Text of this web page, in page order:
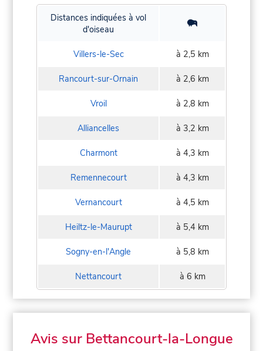
Distances indiquées à vol
d'oiseau
Villers-le-Sec à 2,5 km
Rancourt-sur-Ornain à 2,6 km
Vroil à 2,8 km
Alliancelles à 3,2 km
Charmont à 4,3 km
Remennecourt à 4,3 km
Vernancourt à 4,5 km
Heiltz-le-Maurupt à 5,4 km
Sogny-en-l'Angle à 5,8 km
Nettancourt à 6 km
Avis sur Bettancourt-la-Longue